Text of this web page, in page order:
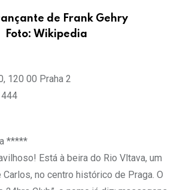
de Frank Gehry
Foto: Wikipedia
120 00 Praha 2
*****
Está à beira do Rio Vltava, um
no centro histórico de Praga. O